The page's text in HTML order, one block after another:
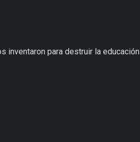
inventaron para destruir la educación